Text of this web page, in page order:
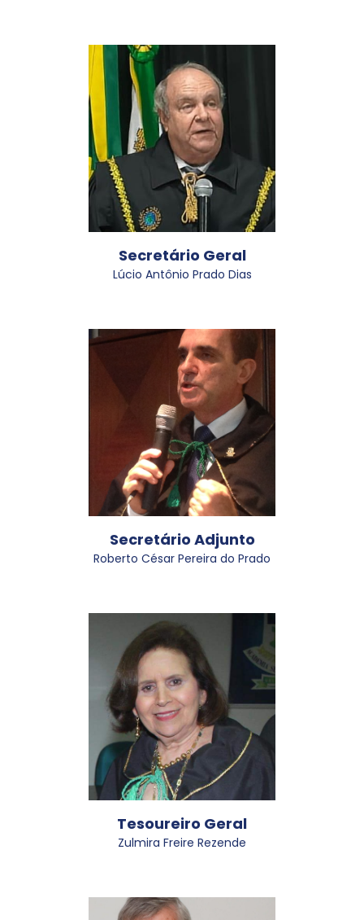
Secretário Geral
Lúcio Antônio Prado Dias
Secretário Adjunto
Roberto César Pereira do Prado
Tesoureiro Geral
Zulmira Freire Rezende